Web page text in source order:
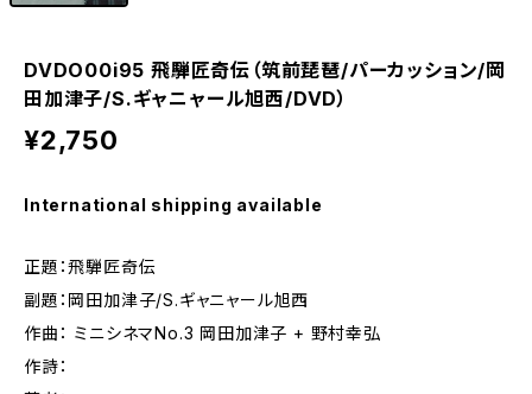
DVDO00i95 飛騨匠奇伝（筑前琵琶/パーカッション/岡
田加津子/S.ギャニャール旭西/DVD）
¥2,750
International shipping available
正題：飛騨匠奇伝
副題：岡田加津子/S.ギャニャール旭西
作曲： ミニシネマNo.3 岡田加津子 + 野村幸弘
作詩：